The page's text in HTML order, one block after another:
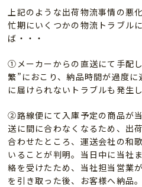
上記のような出荷物流事情の悪
忙期にいくつかの物流トラブル
ば・・・
①メーカーからの直送にて手配
繁”におこり、納品時間が過度
に届けられないトラブルも発生し
②路線便にて入庫予定の商品が
送に間に合わなくなるため、出
合わせたところ、運送会社の和
いることが判明。当日中に当社
絡を受けたため、当社担当営業
を引き取った後、お客様へ納品。